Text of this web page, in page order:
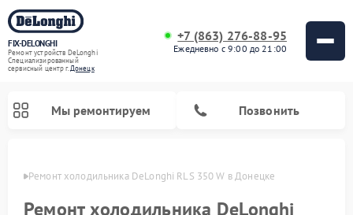
FIX-DELONGHI
Ремонт устройств DeLonghi
Специализированный
cервисный центр г.Донецк
+7 (863) 276-88-95
Ежедневно с 9:00 до 21:00
Мы ремонтируем Позвонить
Ремонт холодильника DeLonghi RLS 350 W в Донецке
Ремонт холодильника DeLonghi